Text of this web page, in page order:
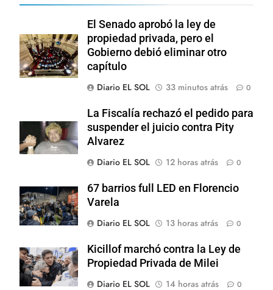
El Senado aprobó la ley de
propiedad privada, pero el
Gobierno debió eliminar otro
capítulo
Diario EL SOL
33 minutos atrás 0
La Fiscalía rechazó el pedido para
suspender el juicio contra Pity
Alvarez
Diario EL SOL
12 horas atrás 0
67 barrios full LED en Florencio
Varela
Diario EL SOL
13 horas atrás 0
Kicillof marchó contra la Ley de
Propiedad Privada de Milei
Diario EL SOL
14 horas atrás 0